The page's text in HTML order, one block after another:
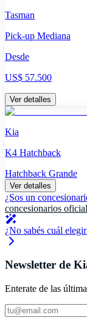
Tasman
Pick-up Mediana
Desde
US$ 57.500
Ver detalles
Kia
K4 Hatchback
Hatchback Grande
Ver detalles
¿Sos un
concesionarios
¿No sabés cuál
Newsletter de
Enterate de las